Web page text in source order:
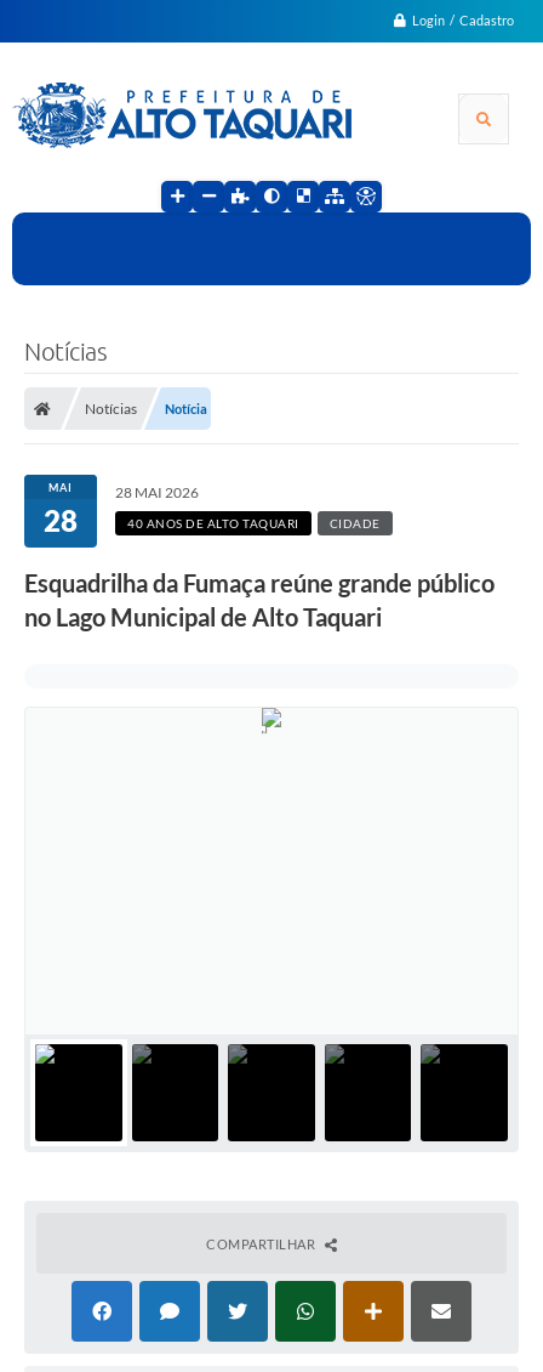
Login / Cadastro
Notícias
Notícias Notícia
MAI
28
28 MAI 2026
40 ANOS DE ALTO TAQUARI CIDADE
Esquadrilha da Fumaça reúne grande público
no Lago Municipal de Alto Taquari
COMPARTILHAR